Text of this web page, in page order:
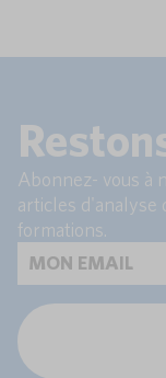
Abonnez- vous à
articles d'analyse
formations.